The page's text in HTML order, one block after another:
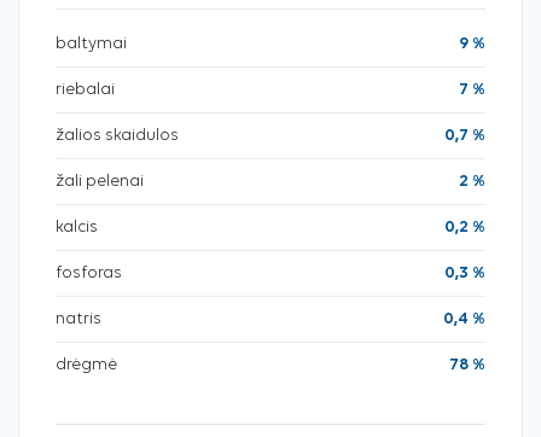
baltymai 9 %
riebalai 7 %
žalios skaidulos 0,7 %
žali pelenai 2 %
kalcis 0,2 %
fosforas 0,3 %
natris 0,4 %
drėgmė 78 %